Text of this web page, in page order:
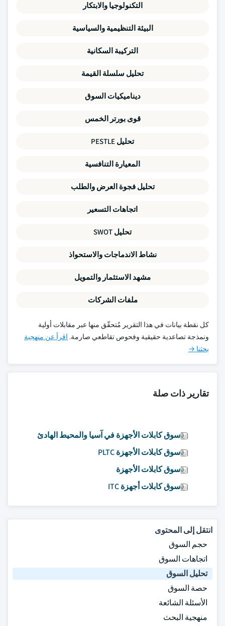
التكنولوجيا والابتكار
البيئة التنظيمية والسياسية
التركيبة السكانية
تحليل سلسلة القيمة
ديناميكيات السوق
قوى بورتر الخمس
تحليل PESTLE
المعيارة التنافسية
تحليل فجوة العرض والطلب
اتجاهات التسعير
تحليل SWOT
نشاط الاندماجات والاستحواذ
مشهد الاستثمار والتمويل
ملفات الشركات
كل نقطة بيانات في هذا التقرير مُتحقّق منها عبر مقابلات أولية
ونمذجة تصاعدية حقيقية وفحوص تقاطعي صارمة. اقرأ عن منهجية
بحثنا →
تقارير ذات صلة
سوق كابلات الأجهزة في آسيا والمحيط الهادئ
سوق كابلات الأجهزة PLTC
سوق كابلات الأجهزة
سوق كابلات أجهزة ITC
انتقل إلى المحتوى
حجم السوق
اتجاهات السوق
تحليل السوق
حصة السوق
الأسئلة الشائعة
منهجية البحث